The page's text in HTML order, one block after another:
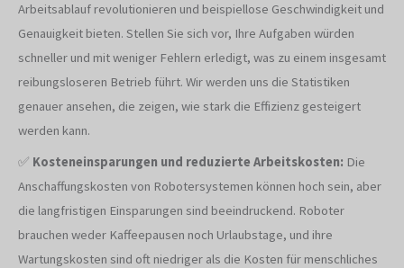
Arbeitsablauf revolutionieren und beispiellose Geschwindigkeit und
Genauigkeit bieten. Stellen Sie sich vor, Ihre Aufgaben würden
schneller und mit weniger Fehlern erledigt, was zu einem insgesamt
reibungsloseren Betrieb führt. Wir werden uns die Statistiken
genauer ansehen, die zeigen, wie stark die Effizienz gesteigert
werden kann.
✅ Kosteneinsparungen und reduzierte Arbeitskosten: Die
Anschaffungskosten von Robotersystemen können hoch sein, aber
die langfristigen Einsparungen sind beeindruckend. Roboter
brauchen weder Kaffeepausen noch Urlaubstage, und ihre
Wartungskosten sind oft niedriger als die Kosten für menschliches